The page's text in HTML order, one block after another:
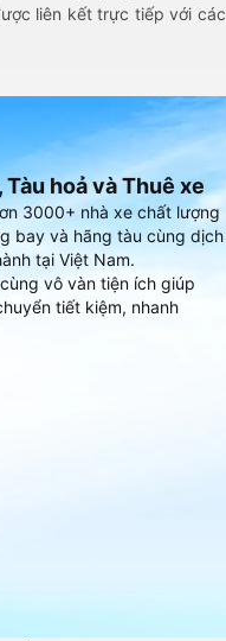
liên kết trực tiếp với các
hoả và Thuê xe
3000+ nhà xe chất lượng
bay và hãng tàu cùng dịch
tại Việt Nam.
vô vàn tiện ích giúp
tiết kiệm, nhanh